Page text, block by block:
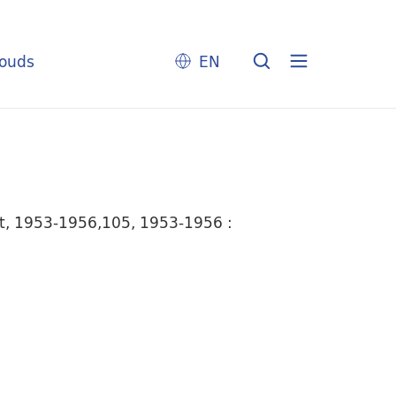
EN
1953-1956,105, 1953-1956 :